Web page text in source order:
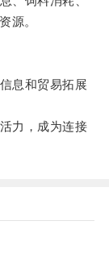
源。
息和贸易拓展
力，成为连接